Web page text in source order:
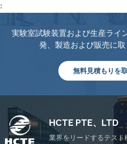
:
実験室試験装置および生産ライ
発、製造および販売に
無料見積もりを
HCTE PTE、LTD
業界をリードするテスト